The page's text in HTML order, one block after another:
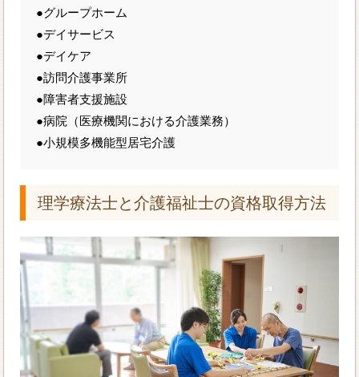
●グループホーム
●デイサービス
●デイケア
●訪問介護事業所
●障害者支援施設
●病院（医療機関における介護業務）
●小規模多機能型居宅介護
理学療法士と介護福祉士の資格取得方法